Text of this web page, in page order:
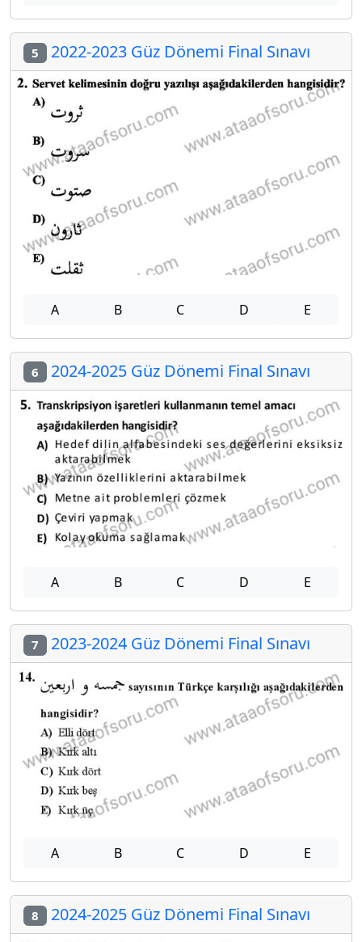
5 2022-2023 Güz Dönemi Final Sınavı
A B C D E
6 2024-2025 Güz Dönemi Final Sınavı
A B C D E
7 2023-2024 Güz Dönemi Final Sınavı
A B C D E
8 2024-2025 Güz Dönemi Final Sınavı